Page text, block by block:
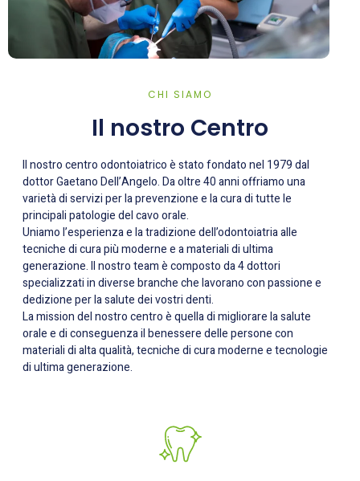
CHI SIAMO
Il nostro Centro
Il nostro centro odontoiatrico è stato fondato nel 1979 dal
dottor Gaetano Dell’Angelo. Da oltre 40 anni offriamo una
varietà di servizi per la prevenzione e la cura di tutte le
principali patologie del cavo orale.
Uniamo l’esperienza e la tradizione dell’odontoiatria alle
tecniche di cura più moderne e a materiali di ultima
generazione. Il nostro team è composto da 4 dottori
specializzati in diverse branche che lavorano con passione e
dedizione per la salute dei vostri denti.
La mission del nostro centro è quella di migliorare la salute
orale e di conseguenza il benessere delle persone con
materiali di alta qualità, tecniche di cura moderne e tecnologie
di ultima generazione.